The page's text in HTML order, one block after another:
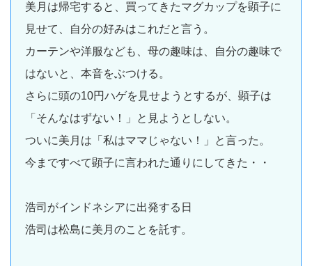
美月は帰宅すると、買ってきたマグカップを顕子に
見せて、自分の好みはこれだと言う。
カーテンや洋服なども、母の趣味は、自分の趣味で
はないと、本音をぶつける。
さらに頭の10円ハゲを見せようとするが、顕子は
「そんなはずない！」と見ようとしない。
ついに美月は「私はママじゃない！」と言った。
今まですべて顕子に言われた通りにしてきた・・
浩司がインドネシアに出発する日
浩司は松島に美月のことを託す。